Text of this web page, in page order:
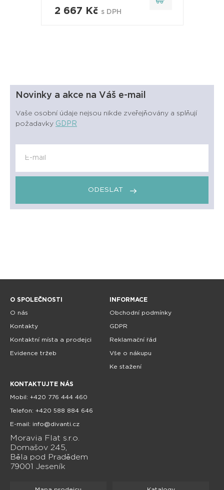
2 667 Kč s DPH
Novinky a akce na Váš e-mail
Vaše osobní údaje nejsou nikde zveřejňovány a splňují
požadavky GDPR
ODESLAT
O SPOLEČNOSTI
O nás
Kontakty
Kontaktní místa a prodejci
Evidence tržeb
INFORMACE
Obchodní podmínky
GDPR
Reklamační řád
Vše o nákupu
Ke stažení
KONTAKTUJTE NÁS
Mobil: +420 776 444 460
Telefon: +420 588 884 646
E-mail: info@divanti.cz
Moravia Flat s.r.o.
Domašov 245,
Běla pod Pradědem
79001 Jeseník